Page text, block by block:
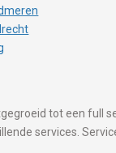
tot een full
services.